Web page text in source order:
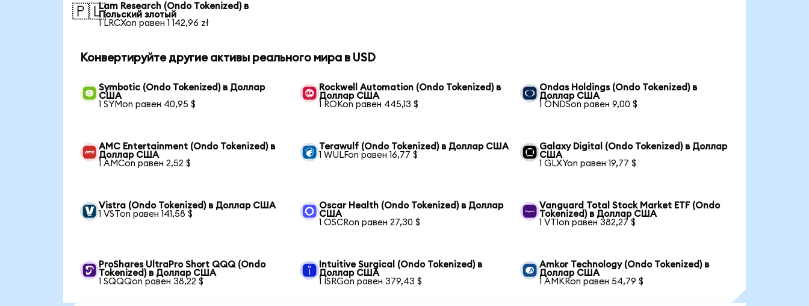
🇵🇱Lam Research (Ondo Tokenized) в
Польский злотый
1 LRCXon равен 1 142,96 zł
Конвертируйте другие активы реального мира в USD
Symbotic (Ondo Tokenized) в Доллар
США
1 SYMon равен 40,95 $
Rockwell Automation (Ondo Tokenized) в
Доллар США
1 ROKon равен 445,13 $
Ondas Holdings (Ondo Tokenized) в
Доллар США
1 ONDSon равен 9,00 $
AMC Entertainment (Ondo Tokenized) в
Доллар США
1 AMCon равен 2,52 $
Terawulf (Ondo Tokenized) в Доллар США
1 WULFon равен 16,77 $
Galaxy Digital (Ondo Tokenized) в Доллар
США
1 GLXYon равен 19,77 $
Vistra (Ondo Tokenized) в Доллар США
1 VSTon равен 141,58 $
Oscar Health (Ondo Tokenized) в Доллар
США
1 OSCRon равен 27,30 $
Vanguard Total Stock Market ETF (Ondo
Tokenized) в Доллар США
1 VTIon равен 382,27 $
ProShares UltraPro Short QQQ (Ondo
Tokenized) в Доллар США
1 SQQQon равен 38,22 $
Intuitive Surgical (Ondo Tokenized) в
Доллар США
1 ISRGon равен 379,43 $
Amkor Technology (Ondo Tokenized) в
Доллар США
1 AMKRon равен 54,79 $